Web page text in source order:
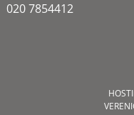
020 7854412